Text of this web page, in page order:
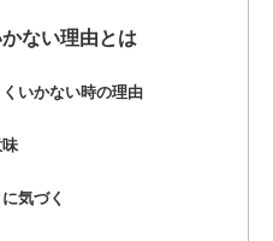
ない理由とは
いかない時の理由
気づく